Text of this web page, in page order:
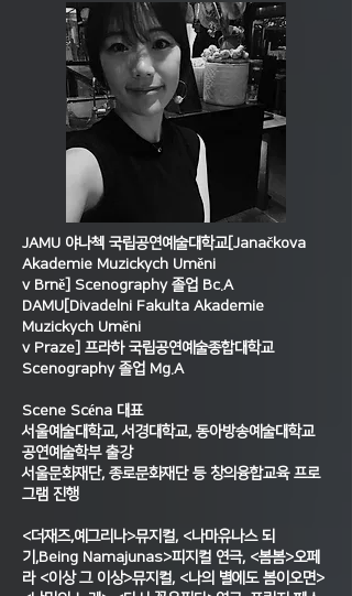
JAMU 야나첵 국립공연예술대학교[Janačkova
Akademie Muzickych Uměni
v Brně] Scenography 졸업 Bc.A
DAMU[Divadelni Fakulta Akademie
Muzickych Uměni
v Praze] 프라하 국립공연예술종합대학교
Scenography 졸업 Mg.A
Scene Scéna 대표
서울예술대학교, 서경대학교, 동아방송예술대학교
공연예술학부 출강
서울문화재단, 종로문화재단 등 창의융합교육 프로
그램 진행
<더재즈,예그리나>뮤지컬, <나마유나스 되
기,Being Namajunas>피지컬 연극, <봄봄>오페
라 <이상 그 이상>뮤지컬, <나의 별에도 봄이오면>